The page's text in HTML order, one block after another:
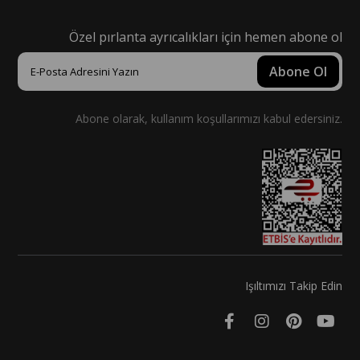
Özel pırlanta ayrıcalıkları için hemen abone ol
Abone Ol
Abone olarak, kullanım koşullarımızı kabul edersiniz.
Işıltımızı Takip Edin